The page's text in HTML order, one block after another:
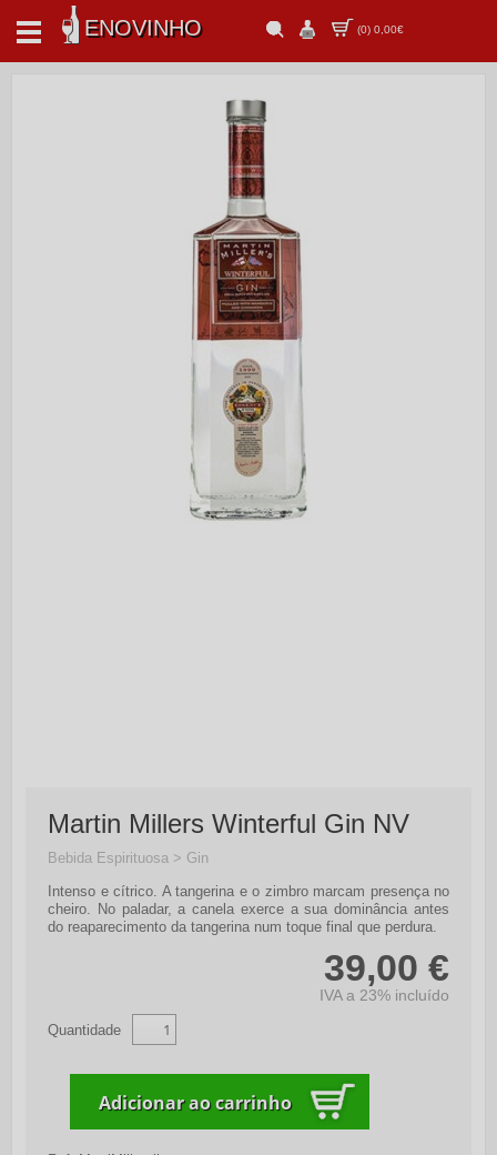
ENOVINHO (0) 0,00€
Martin Millers Winterful Gin NV
Bebida Espirituosa > Gin
Intenso e cítrico. A tangerina e o zimbro marcam presença no
cheiro. No paladar, a canela exerce a sua dominância antes
do reaparecimento da tangerina num toque final que perdura.
39,00 €
IVA a 23% incluído
Quantidade